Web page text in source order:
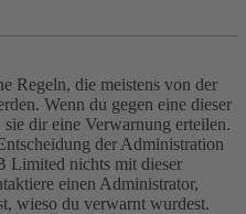
Regeln, die meistens von der
Wenn du gegen eine dieser
dir eine Verwarnung erteilen.
der Administration
Limited nichts mit dieser
einen Administrator,
wieso du verwarnt wurdest.